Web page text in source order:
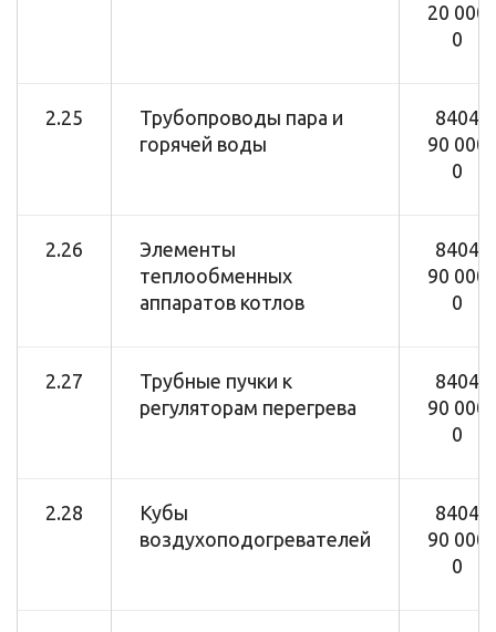
20 000
0
2.25
Трубопроводы пара и
горячей воды
8404
90 000
0
2.26
Элементы
теплообменных
аппаратов котлов
8404
90 000
0
2.27
Трубные пучки к
регуляторам перегрева
8404
90 000
0
2.28
Кубы
воздухоподогревателей
8404
90 000
0